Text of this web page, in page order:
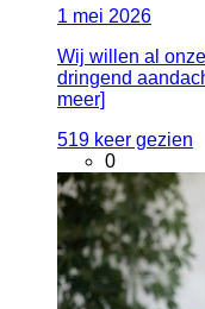
1 mei 2026
Wij willen al
dringend
meer]
519 keer gezien
0